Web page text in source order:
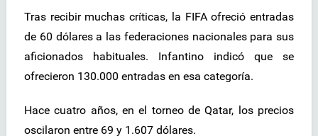
Tras recibir muchas críticas, la FIFA ofreció entradas
de 60 dólares a las federaciones nacionales para sus
aficionados habituales. Infantino indicó que se
ofrecieron 130.000 entradas en esa categoría.
Hace cuatro años, en el torneo de Qatar, los precios
oscilaron entre 69 y 1.607 dólares.